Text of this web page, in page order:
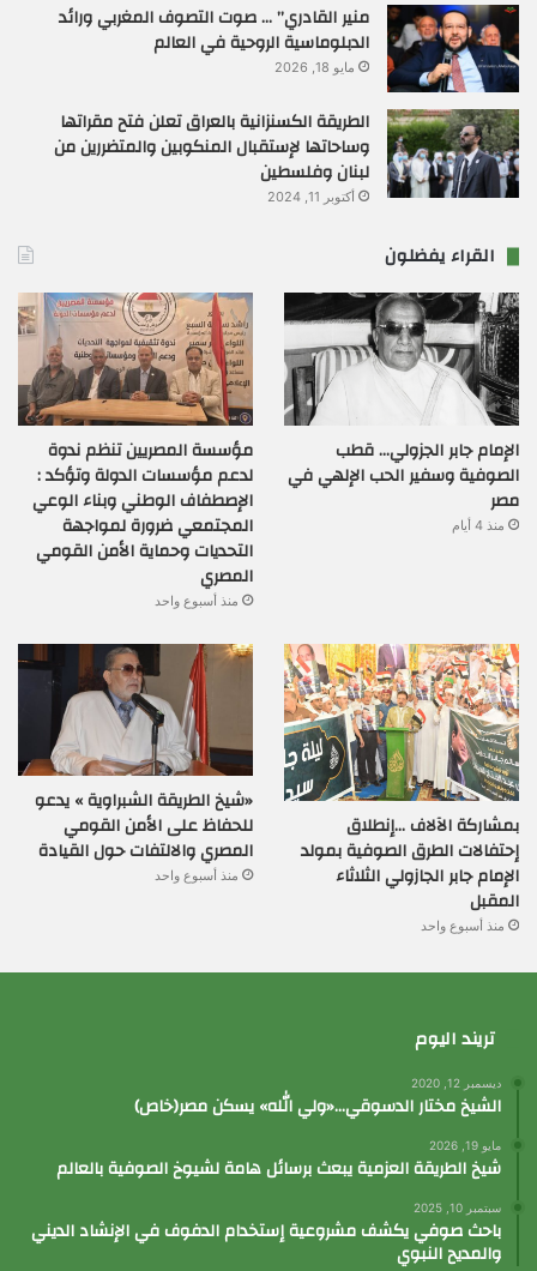
منير القادري” … صوت التصوف المغربي ورائد
الدبلوماسية الروحية في العالم
مايو 18, 2026
الطريقة الكسنزانية بالعراق تعلن فتح مقراتها
وساحاتها لإستقبال المنكوبين والمتضررين من
لبنان وفلسطين
أكتوبر 11, 2024
القراء يفضلون
الإمام جابر الجزولي… قطب
الصوفية وسفير الحب الإلهي في
مصر
منذ 4 أيام
مؤسسة المصريين تنظم ندوة
لدعم مؤسسات الدولة وتؤكد :
الإصطفاف الوطني وبناء الوعي
المجتمعي ضرورة لمواجهة
التحديات وحماية الأمن القومي
المصري
منذ أسبوع واحد
بمشاركة الآلاف …إنطلاق
إحتفالات الطرق الصوفية بمولد
الإمام جابر الجازولي الثلاثاء
المقبل
منذ أسبوع واحد
«شيخ الطريقة الشبراوية » يدعو
للحفاظ على الأمن القومي
المصري والالتفات حول القيادة
منذ أسبوع واحد
تريند اليوم
ديسمبر 12, 2020
الشيخ مختار الدسوقي…«ولي الله» يسكن مصر(خاص)
مايو 19, 2026
شيخ الطريقة العزمية يبعث برسائل هامة لشيوخ الصوفية بالعالم
سبتمبر 10, 2025
باحث صوفي يكشف مشروعية إستخدام الدفوف في الإنشاد الديني
والمديح النبوي